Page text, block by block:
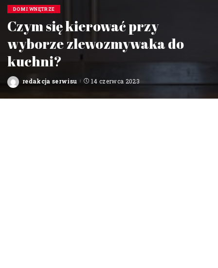
DOM I WNĘTRZE
Czym się kierować przy
wyborze zlewozmywaka do
kuchni?
Posted
redakcja serwisu 14 czerwca 2023